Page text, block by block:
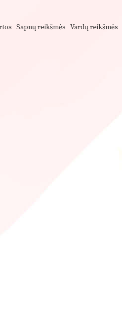
Sapnų reikšmės Vardų reikšmės